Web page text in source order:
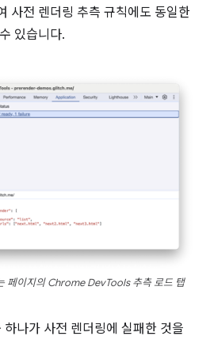
사전 렌더링 추측 규칙에도 동일한
있습니다.
페이지의 Chrome DevTools 추측 로드 탭
나가 사전 렌더링에 실패한 것을